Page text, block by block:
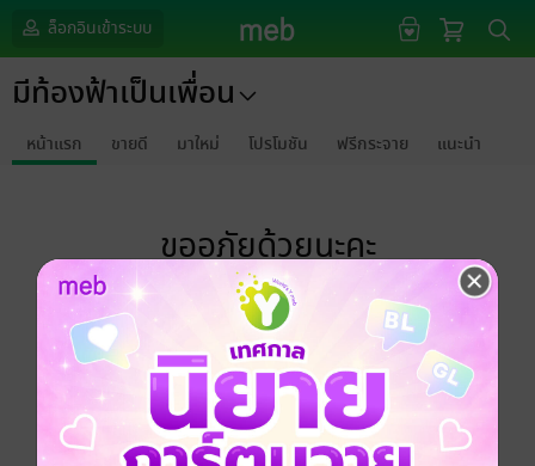
ล็อกอินเข้าระบบ
มีท้องฟ้าเป็นเพื่อน
หน้าแรก ขายดี มาใหม่ โปรโมชัน ฟรีกระจาย แนะนำ
ขออภัยด้วยนะคะ
ไม่พบข้อมูลในหัวข้อที่คุณกำลังชมค่ะ